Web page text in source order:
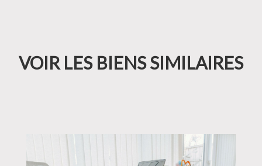
VOIR LES BIENS SIMILAIRES